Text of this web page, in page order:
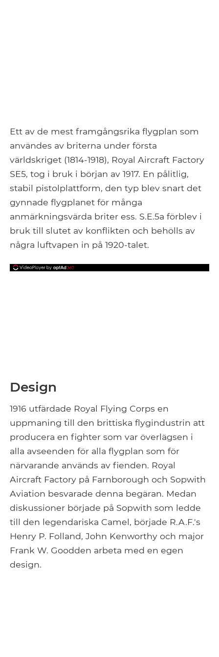
Ett av de mest framgångsrika flygplan som
användes av briterna under första
världskriget (1814-1918), Royal Aircraft Factory
SE5, tog i bruk i början av 1917. En pålitlig,
stabil pistolplattform, den typ blev snart det
gynnade flygplanet för många
anmärkningsvärda briter ess. S.E.5a förblev i
bruk till slutet av konflikten och behölls av
några luftvapen in på 1920-talet.
Design
1916 utfärdade Royal Flying Corps en
uppmaning till den brittiska flygindustrin att
producera en fighter som var överlägsen i
alla avseenden för alla flygplan som för
närvarande används av fienden. Royal
Aircraft Factory på Farnborough och Sopwith
Aviation besvarade denna begäran. Medan
diskussioner började på Sopwith som ledde
till den legendariska Camel, började R.A.F.'s
Henry P. Folland, John Kenworthy och major
Frank W. Goodden arbeta med en egen
design.